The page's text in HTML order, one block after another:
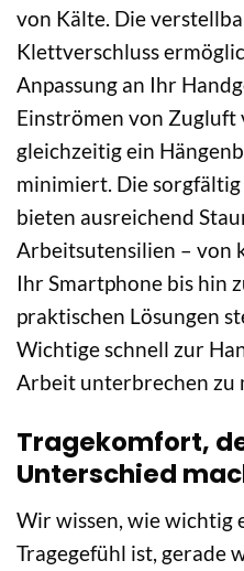
von Kälte. Die
Klettverschluss
Anpassung an Ihr
Einströmen von
gleichzeitig ein
minimiert. Die
bieten ausreichend
Arbeitsutensilien – von
Ihr Smartphone bis hin
praktischen Lösungen
Wichtige schnell zur
Arbeit unterbrechen zu
Tragekomfort,
Unterschied
Wir wissen, wie wichtig
Tragegefühl ist, gerade